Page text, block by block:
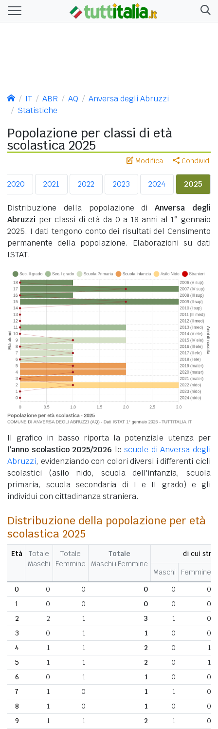
IT ABR AQ
Anversa degli Abruzzi
Statistiche
Popolazione per classi di età
scolastica 2025
Modifica Condividi
2020 2021 2022 2023 2024 2025
Distribuzione della popolazione diAnversa degli
Abruzzi per classi di età da 0 a 18 anni al 1° gennaio
2025. I dati tengono conto dei risultati del Censimento
permanente della popolazione. Elaborazioni su dati
ISTAT.
Il grafico in basso riporta la potenziale utenza per
l'anno scolastico 2025/2026 lescuole di Anversa degli
Abruzzi, evidenziando con colori diversi i differenti cicli
scolastici (asilo nido, scuola dell'infanzia, scuola
primaria, scuola secondaria di I e II grado) e gli
individui con cittadinanza straniera.
Distribuzione della popolazione per età
scolastica 2025
Età
Totale
Maschi
Totale
Femmine
Totale
Maschi+Femmine
di cui
Maschi Femmine
0
0 0 0 0
0
1
0 0 0 0
0
2
2 1 3 1
0
3
0 1 1 0
0
4
1 1 2 0
1
5
1 1 2 0
1
6
0 1 1 0
0
7
1 0 1 1
0
8
1 0 1 0
0
9
1 1 2 1
0